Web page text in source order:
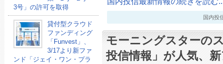
3号」の許可を取得
貸付型クラウド
ファンディング
「Funvest」、
3/17より新ファ
ンド「ジェイ・ワン・プラ
国内投
モーニングスターの
投信情報」が人気、